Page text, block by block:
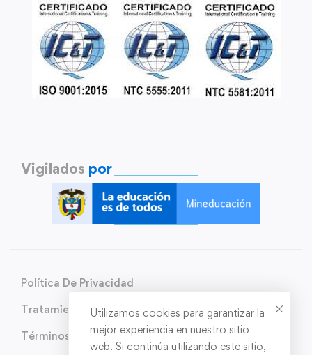
Vigilados por
Política De Privacidad
Tratamiento de Datos Personales
Términos y condiciones
Utilizamos cookies para garantizar la
mejor experiencia en nuestro sitio
web. Si continúa utilizando este sitio,